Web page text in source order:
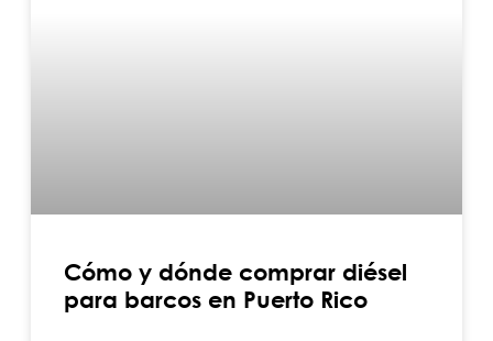
Cómo y dónde comprar diésel
para barcos en Puerto Rico